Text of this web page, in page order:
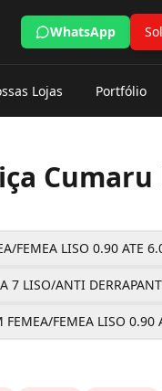
WhatsApp
Lojas Portfólio
FEMEA LISO 0.90 ATE
7 LISO/ANTI
FEMEA/FEMEA LISO 0.90